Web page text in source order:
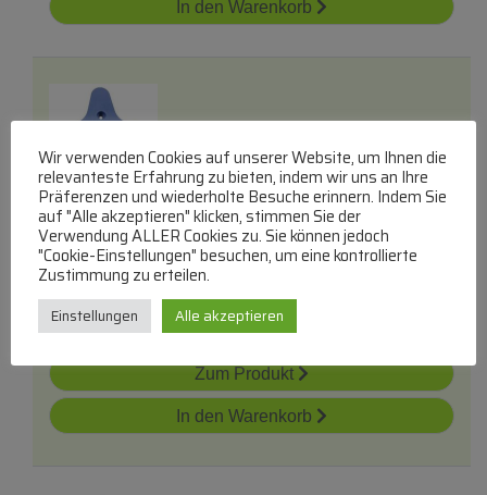
In den Warenkorb
Rs-Dw0260 Griff Hinten
SEB
Bedienungsgriffe
lieferbar innerhalb von 3 Wochen
€14,14
Zum Produkt
In den Warenkorb
Wir verwenden Cookies auf unserer Website, um Ihnen die
relevanteste Erfahrung zu bieten, indem wir uns an Ihre
Präferenzen und wiederholte Besuche erinnern. Indem Sie
auf "Alle akzeptieren" klicken, stimmen Sie der
Verwendung ALLER Cookies zu. Sie können jedoch
"Cookie-Einstellungen" besuchen, um eine kontrollierte
Zustimmung zu erteilen.
Einstellungen Alle akzeptieren